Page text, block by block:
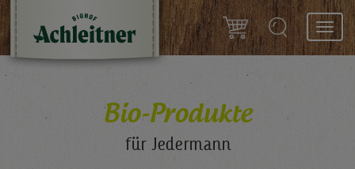
Bio-Produkte
für Jedermann